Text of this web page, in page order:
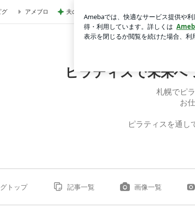
カラダへ */and Pilates/*
グ アメブロ 夫の説明不足が招いた大きな誤解
ピラティスで未来
札幌でピ
お
ピラティスを通し
トップ 記事一覧 画像一覧